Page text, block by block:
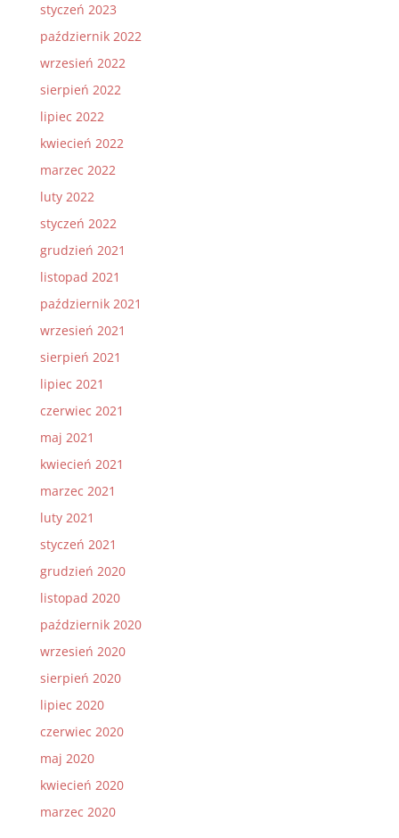
styczeń 2023
październik 2022
wrzesień 2022
sierpień 2022
lipiec 2022
kwiecień 2022
marzec 2022
luty 2022
styczeń 2022
grudzień 2021
listopad 2021
październik 2021
wrzesień 2021
sierpień 2021
lipiec 2021
czerwiec 2021
maj 2021
kwiecień 2021
marzec 2021
luty 2021
styczeń 2021
grudzień 2020
listopad 2020
październik 2020
wrzesień 2020
sierpień 2020
lipiec 2020
czerwiec 2020
maj 2020
kwiecień 2020
marzec 2020